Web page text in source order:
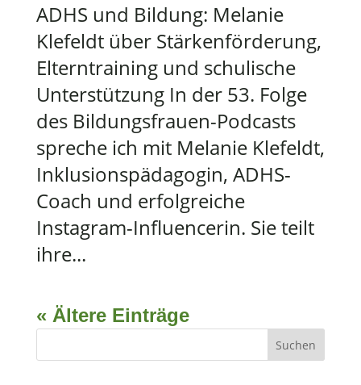
ADHS und Bildung: Melanie
Klefeldt über Stärkenförderung,
Elterntraining und schulische
Unterstützung In der 53. Folge
des Bildungsfrauen-Podcasts
spreche ich mit Melanie Klefeldt,
Inklusionspädagogin, ADHS-
Coach und erfolgreiche
Instagram-Influencerin. Sie teilt
ihre...
« Ältere Einträge
Suchen